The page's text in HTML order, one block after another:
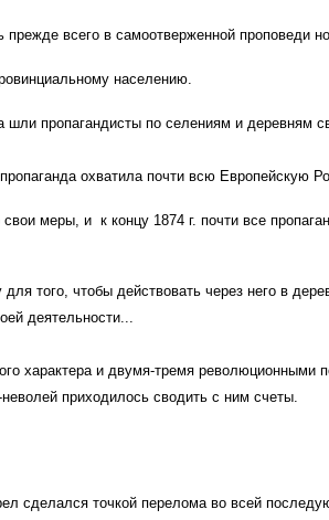
всего в самоотверженной проповеди
населению.
шли пропагандисты по селениям и деревням
охватила почти всю Европейскую
меры, и к концу 1874 г. почти все
того, чтобы действовать через него в
деятельности...
характера и двумя-тремя
приходилось сводить с ним счеты.
сделался точкой перелома во всей